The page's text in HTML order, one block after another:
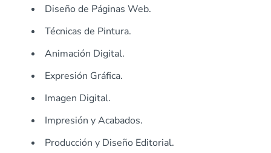
Diseño de Páginas Web.
Técnicas de Pintura.
Animación Digital.
Expresión Gráfica.
Imagen Digital.
Impresión y Acabados.
Producción y Diseño Editorial.